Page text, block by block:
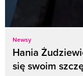
Newsy
Hania
się swoim